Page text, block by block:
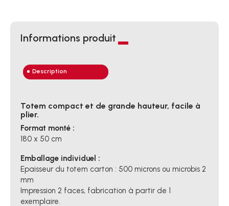
Informations produit
Description
Totem compact et de grande hauteur, facile à
plier.
Format monté :
180 x 50 cm
Emballage individuel :
Epaisseur du totem carton : 500 microns ou microbis 2
mm
Impression 2 faces, fabrication à partir de 1
exemplaire.